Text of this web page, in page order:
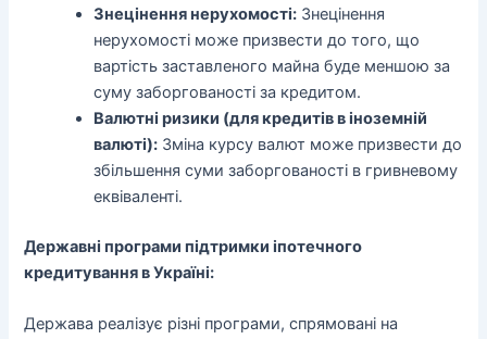
Знецінення нерухомості: Знецінення
нерухомості може призвести до того, що
вартість заставленого майна буде меншою за
суму заборгованості за кредитом.
Валютні ризики (для кредитів в іноземній
валюті): Зміна курсу валют може призвести до
збільшення суми заборгованості в гривневому
еквіваленті.
Державні програми підтримки іпотечного
кредитування в Україні:
Держава реалізує різні програми, спрямовані на